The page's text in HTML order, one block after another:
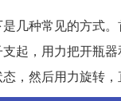
几种常见的方式
起，用力把开瓶
，然后用力旋转，